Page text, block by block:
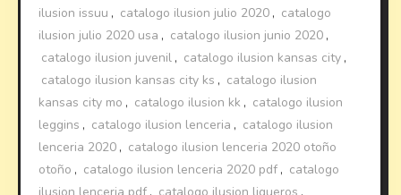
ilusion issuu , catalogo ilusion julio 2020 , catalogo
ilusion julio 2020 usa , catalogo ilusion junio 2020 ,
catalogo ilusion juvenil , catalogo ilusion kansas city ,
catalogo ilusion kansas city ks , catalogo ilusion
kansas city mo , catalogo ilusion kk , catalogo ilusion
leggins , catalogo ilusion lenceria , catalogo ilusion
lenceria 2020 , catalogo ilusion lenceria 2020 otoño
otoño , catalogo ilusion lenceria 2020 pdf , catalogo
ilusion lenceria pdf , catalogo ilusion ligueros ,